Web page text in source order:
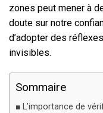
zones peut mener à
doute sur notre
d’adopter des
invisibles.
Sommaire
L’importance de